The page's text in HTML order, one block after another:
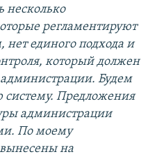
несколько
регламентируют
нет единого подхода и
который должен
администрации. Будем
систему. Предложения
администрации
По моему
на